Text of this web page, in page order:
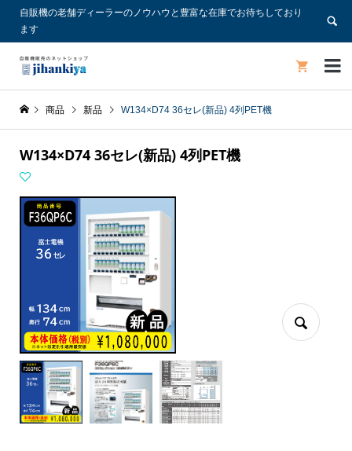
自販機の老舗ディーラーのノウハウと豊富な在庫でお待ちしており
ます


商品 新品 W134×D74 36セレ(新品) 4列PET機
W134×D74 36セレ(新品) 4列PET機